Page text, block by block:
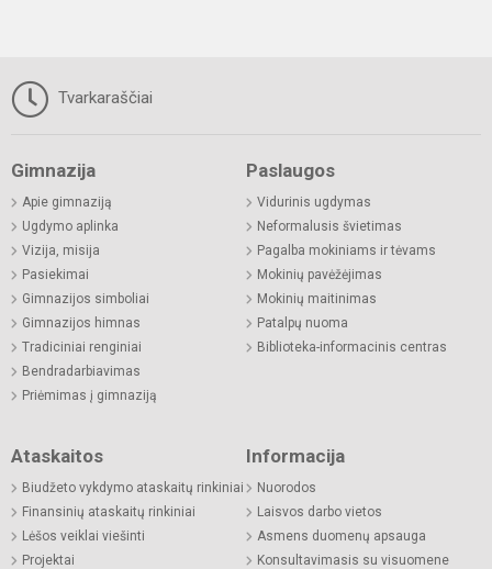
Tvarkaraščiai
Gimnazija
Apie gimnaziją
Ugdymo aplinka
Vizija, misija
Pasiekimai
Gimnazijos simboliai
Gimnazijos himnas
Tradiciniai renginiai
Bendradarbiavimas
Priėmimas į gimnaziją
Paslaugos
Vidurinis ugdymas
Neformalusis švietimas
Pagalba mokiniams ir tėvams
Mokinių pavėžėjimas
Mokinių maitinimas
Patalpų nuoma
Biblioteka-informacinis centras
Ataskaitos
Biudžeto vykdymo ataskaitų rinkiniai
Finansinių ataskaitų rinkiniai
Lėšos veiklai viešinti
Projektai
Informacija
Nuorodos
Laisvos darbo vietos
Asmens duomenų apsauga
Konsultavimasis su visuomene